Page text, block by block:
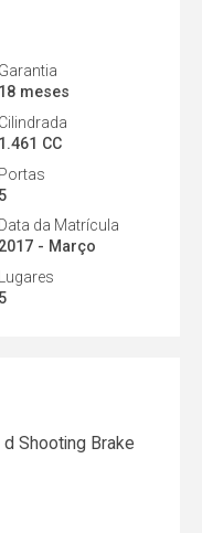
Garantia
18 meses
Cilindrada
1.461 CC
Portas
5
Data da Matrícula
2017 - Março
Lugares
5
Shooting Brake